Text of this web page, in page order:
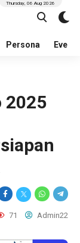
Persona Event
Thursday, 06 Aug 2026
2025
71 Admin22